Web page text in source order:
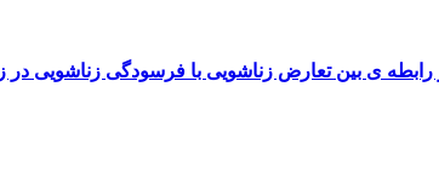
ی بین تعارض زناشویی با فرسودگی زناشویی